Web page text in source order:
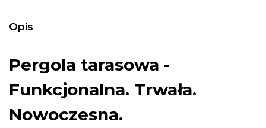
Opis
Pergola tarasowa -
Funkcjonalna. Trwała.
Nowoczesna.